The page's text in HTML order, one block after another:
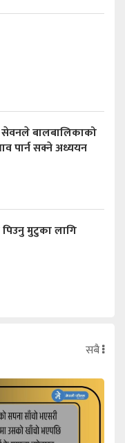
सेवनले बालबालिकाको
पार्न सक्ने अध्ययन
मुटुका लागि
सबै